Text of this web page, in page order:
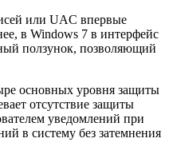
или UAC впервые
в Windows 7 в интерфейс
ползунок, позволяющий
основных уровня защиты
отсутствие защиты
уведомлений при
в систему без затемнения